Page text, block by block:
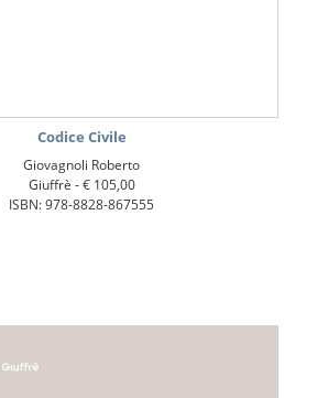
Codice Civile
Giovagnoli Roberto
Giuffrè -€ 105,00
ISBN: 978-8828-867555